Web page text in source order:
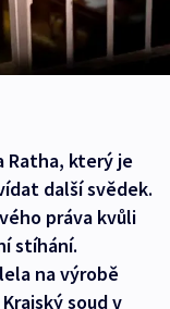
Ratha, který je
další svědek.
práva kvůli
stíhání.
na výrobě
soud v